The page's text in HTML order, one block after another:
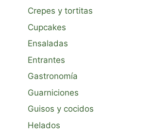
Crepes y tortitas
Cupcakes
Ensaladas
Entrantes
Gastronomía
Guarniciones
Guisos y cocidos
Helados